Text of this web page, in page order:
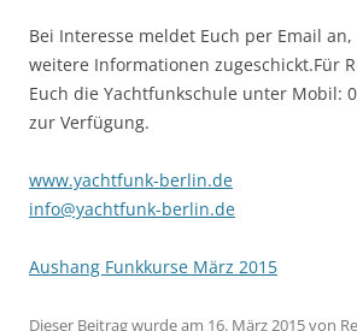
Bei Interesse meldet Euch per Email
weitere Informationen zugeschickt.Für
Euch die Yachtfunkschule unter Mobil:
zur Verfügung.
www.yachtfunk-berlin.de
info@yachtfunk-berlin.de
Aushang Funkkurse März 2015
Dieser Beitrag wurde am 16. März 2015von